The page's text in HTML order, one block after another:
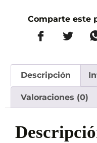
Comparte este
Descripción
Valoraciones (0)